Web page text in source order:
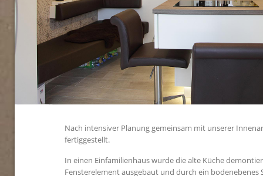
Nach intensiver Planung gemeinsam mit unserer
fertiggestellt.
In einen Einfamilienhaus wurde die alte Küche
Fensterelement ausgebaut und durch ein bodenebenes